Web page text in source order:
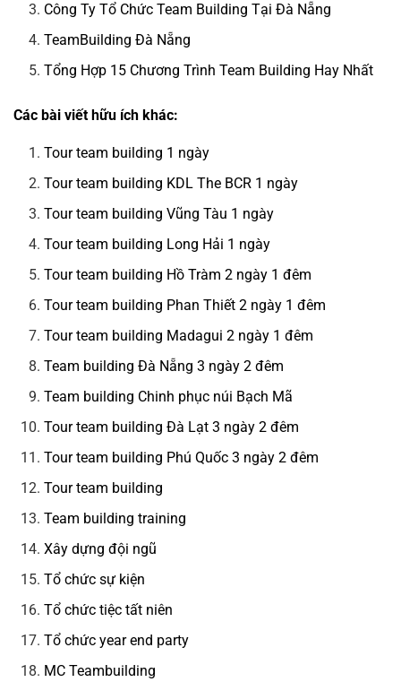
Công Ty Tổ Chức Team Building Tại Đà Nẵng
TeamBuilding Đà Nẵng
Tổng Hợp 15 Chương Trình Team Building Hay Nhất
Các bài viết hữu ích khác:
Tour team building 1 ngày
Tour team building KDL The BCR 1 ngày
Tour team building Vũng Tàu 1 ngày
Tour team building Long Hải 1 ngày
Tour team building Hồ Tràm 2 ngày 1 đêm
Tour team building Phan Thiết 2 ngày 1 đêm
Tour team building Madagui 2 ngày 1 đêm
Team building Đà Nẵng 3 ngày 2 đêm
Team building Chinh phục núi Bạch Mã
Tour team building Đà Lạt 3 ngày 2 đêm
Tour team building Phú Quốc 3 ngày 2 đêm
Tour team building
Team building training
Xây dựng đội ngũ
Tổ chức sự kiện
Tổ chức tiệc tất niên
Tổ chức year end party
MC Teambuilding